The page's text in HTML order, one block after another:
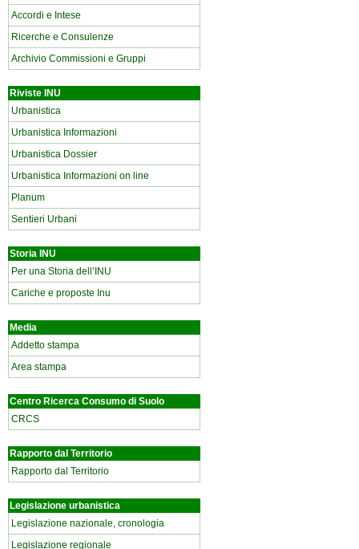
Accordi e Intese
Ricerche e Consulenze
Archivio Commissioni e Gruppi
Riviste INU
Urbanistica
Urbanistica Informazioni
Urbanistica Dossier
Urbanistica Informazioni on line
Planum
Sentieri Urbani
Storia INU
Per una Storia dell’INU
Cariche e proposte Inu
Media
Addetto stampa
Area stampa
Centro Ricerca Consumo di Suolo
CRCS
Rapporto dal Territorio
Rapporto dal Territorio
Legislazione urbanistica
Legislazione nazionale, cronologia
Legislazione regionale